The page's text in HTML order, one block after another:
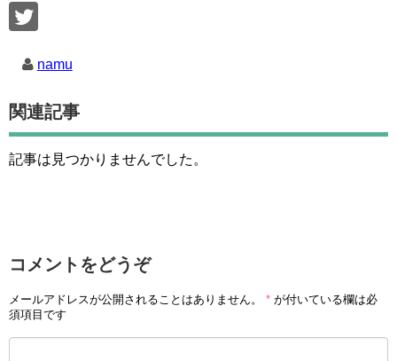
namu
関連記事
記事は見つかりませんでした。
コメントをどうぞ
メールアドレスが公開されることはありません。 * が付いている欄は必
須項目です